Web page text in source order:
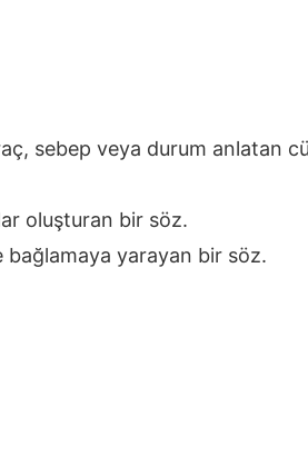
sebep veya durum anlatan
oluşturan bir söz.
bağlamaya yarayan bir söz.